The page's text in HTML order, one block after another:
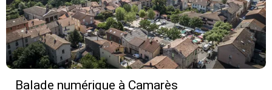
Balade numérique à Camarès